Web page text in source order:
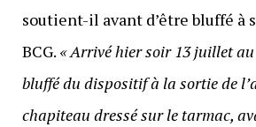
soutient-il avant d’être bluffé à
BCG. « Arrivé hier soir 13 juillet au
bluffé du dispositif à la sortie de
chapiteau dressé sur le tarmac,